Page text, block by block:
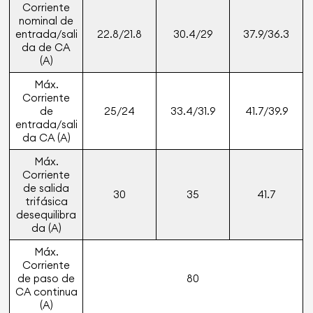
Corriente
nominal de
entrada/sali
da de CA
(A)
22.8/21.8 30.4/29 37.9/36.3
Máx.
Corriente
de
entrada/sali
da CA (A)
25/24 33.4/31.9 41.7/39.9
Máx.
Corriente
de salida
trifásica
desequilibra
da (A)
30 35 41.7
Máx.
Corriente
de paso de
CA continua
(A)
80